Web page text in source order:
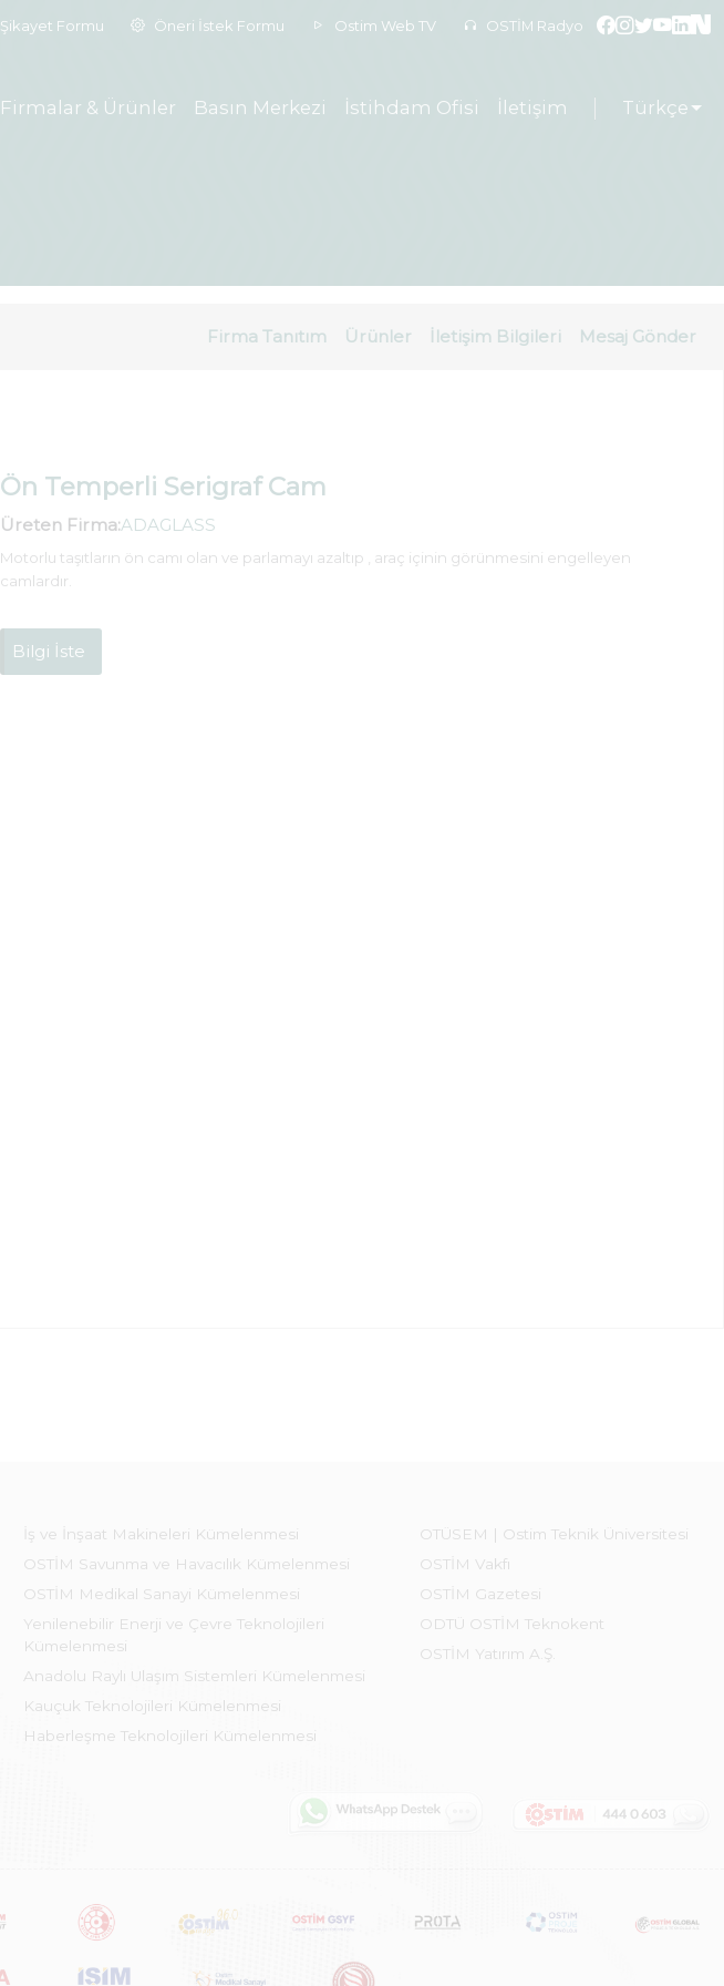
Şikayet Formu Öneri İstek Formu Ostim Web TV OSTİM Radyo
Firmalar & Ürünler Basın Merkezi İstihdam Ofisi İletişim Türkçe
Firma Tanıtım Ürünler İletişim Bilgileri Mesaj Gönder
Ön Temperli Serigraf Cam
Üreten Firma:ADAGLASS
Motorlu taşıtların ön camı olan ve parlamayı azaltıp , araç içinin görünmesini engelleyen
camlardır.
Bilgi İste
İş ve İnşaat Makineleri Kümelenmesi
OSTİM Savunma ve Havacılık Kümelenmesi
OSTİM Medikal Sanayi Kümelenmesi
Yenilenebilir Enerji ve Çevre Teknolojileri
Kümelenmesi
Anadolu Raylı Ulaşım Sistemleri Kümelenmesi
Kauçuk Teknolojileri Kümelenmesi
Haberleşme Teknolojileri Kümelenmesi
OTÜSEM | Ostim Teknik Üniversitesi
OSTİM Vakfı
OSTİM Gazetesi
ODTÜ OSTİM Teknokent
OSTİM Yatırım A.Ş.